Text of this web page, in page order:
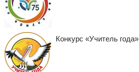
Конкурс «Учитель года»